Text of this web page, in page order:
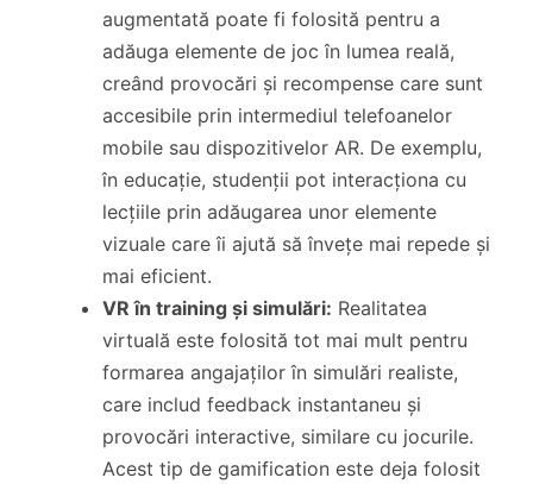
augmentată poate fi folosită pentru a
adăuga elemente de joc în lumea reală,
creând provocări și recompense care sunt
accesibile prin intermediul telefoanelor
mobile sau dispozitivelor AR. De exemplu,
în educație, studenții pot interacționa cu
lecțiile prin adăugarea unor elemente
vizuale care îi ajută să învețe mai repede și
mai eficient.
VR în training și simulări: Realitatea
virtuală este folosită tot mai mult pentru
formarea angajaților în simulări realiste,
care includ feedback instantaneu și
provocări interactive, similare cu jocurile.
Acest tip de gamification este deja folosit